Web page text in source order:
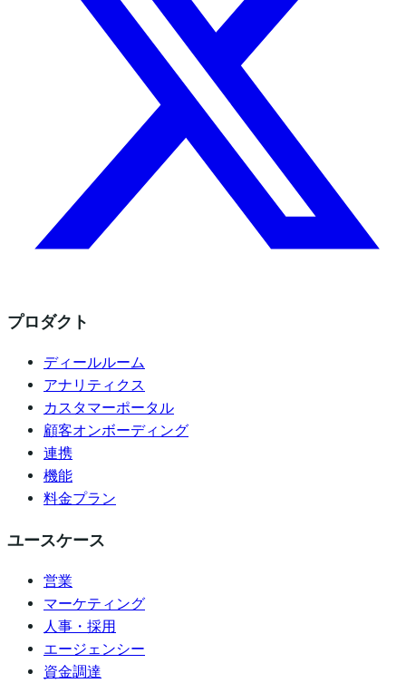
プロダクト
ディールルーム
アナリティクス
カスタマーポータル
顧客オンボーディング
連携
機能
料金プラン
ユースケース
営業
マーケティング
人事・採用
エージェンシー
資金調達